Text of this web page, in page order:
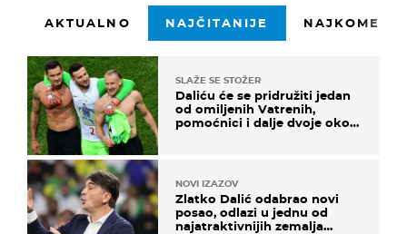
AKTUALNO NAJČITANIJE
SLAŽE SE STOŽER
Daliću će se pridružiti jedan
od omiljenih Vatrenih,
pomoćnici i dalje dvoje oko
NOVI IZAZOV
Zlatko Dalić odabrao novi
posao, odlazi u jednu od
najatraktivnijih zemalja